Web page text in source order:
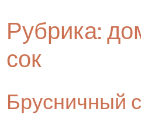
Рубрика:
сок
Брусничный